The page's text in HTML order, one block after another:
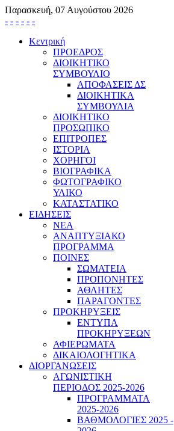
Παρασκευή, 07 Αυγούστου 2026
- - - - - -
Κεντρική
ΠΡΟΕΔΡΟΣ
ΔΙΟΙΚΗΤΙΚΟ
ΣΥΜΒΟΥΛΙΟ
ΑΠΟΦΑΣΕΙΣ ΔΣ
ΔΙΟΙΚΗΤΙΚΑ
ΣΥΜΒΟΥΛΙΑ
ΔΙΟΙΚΗΤΙΚΟ
ΠΡΟΣΩΠΙΚΟ
ΕΠΙΤΡΟΠΕΣ
ΙΣΤΟΡΙΑ
ΧΟΡΗΓΟΙ
ΒΙΟΓΡΑΦΙΚΑ
ΦΩΤΟΓΡΑΦΙΚΟ
ΥΛΙΚΟ
ΚΑΤΑΣΤΑΤΙΚΟ
ΕΙΔΗΣΕΙΣ
ΝΕΑ
ΑΝΑΠΤΥΞΙΑΚΟ
ΠΡΟΓΡΑΜΜΑ
ΠΟΙΝΕΣ
ΣΩΜΑΤΕΙΑ
ΠΡΟΠΟΝΗΤΕΣ
ΑΘΛΗΤΕΣ
ΠΑΡΑΓΟΝΤΕΣ
ΠΡΟΚΗΡΥΞΕΙΣ
ΕΝΤΥΠΑ
ΠΡΟΚΗΡΥΞΕΩΝ
ΑΦΙΕΡΩΜΑΤΑ
ΔΙΚΑΙΟΛΟΓΗΤΙΚΑ
ΔΙΟΡΓΑΝΩΣΕΙΣ
ΑΓΩΝΙΣΤΙΚΗ
ΠΕΡΙΟΔΟΣ 2025-2026
ΠΡΟΓΡΑΜΜΑΤΑ
2025-2026
ΒΑΘΜΟΛΟΓΙΕΣ 2025 -